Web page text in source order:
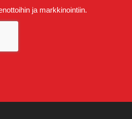
ja markkinointiin.